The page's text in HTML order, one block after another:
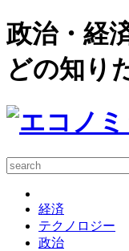
政治・経
どの知り
経済
テクノロジー
政治